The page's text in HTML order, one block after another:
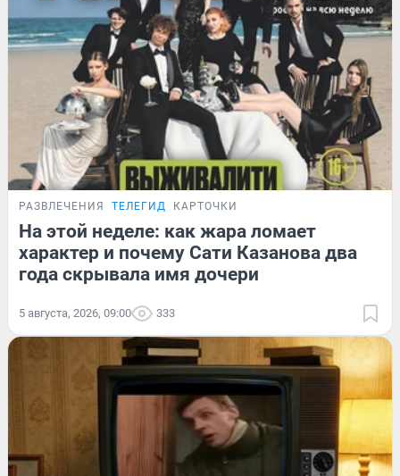
РАЗВЛЕЧЕНИЯ ТЕЛЕГИД КАРТОЧКИ
На этой неделе: как жара ломает
характер и почему Сати Казанова два
года скрывала имя дочери
5 августа, 2026, 09:00 333